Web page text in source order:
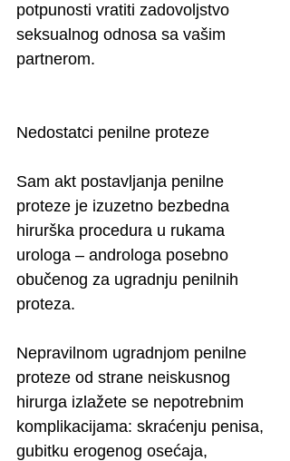
potpunosti vratiti zadovoljstvo
seksualnog odnosa sa vašim
partnerom.
Nedostatci penilne proteze
Sam akt postavljanja penilne
proteze je izuzetno bezbedna
hirurška procedura u rukama
urologa – androloga posebno
obučenog za ugradnju penilnih
proteza.
Nepravilnom ugradnjom penilne
proteze od strane neiskusnog
hirurga izlažete se nepotrebnim
komplikacijama: skraćenju penisa,
gubitku erogenog osećaja,